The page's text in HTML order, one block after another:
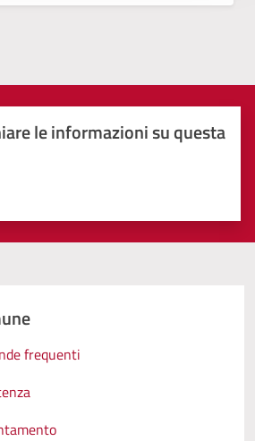
le informazioni su questa
5 stelle su 5
stelle su 5
su 5
5
frequenti